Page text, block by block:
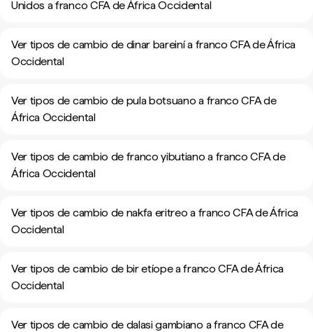
Unidos a franco CFA de África Occidental
Ver tipos de cambio de dinar bareiní a franco CFA de África
Occidental
Ver tipos de cambio de pula botsuano a franco CFA de
África Occidental
Ver tipos de cambio de franco yibutiano a franco CFA de
África Occidental
Ver tipos de cambio de nakfa eritreo a franco CFA de África
Occidental
Ver tipos de cambio de bir etíope a franco CFA de África
Occidental
Ver tipos de cambio de dalasi gambiano a franco CFA de